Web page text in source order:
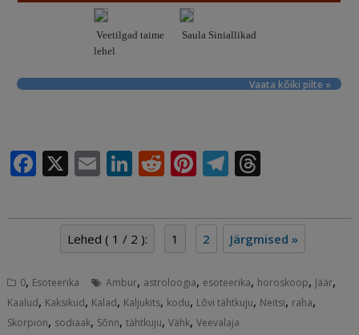
Veetilgad taime
lehel
Saula Siniallikad
Vaata kõiki pilte »
F
c
o
o
X E
ai
l
Li
k
e
n
R
d
di
Pi
te
r
st
T
e
g
m
r
e
d
s
Lehed ( 1 / 2 ): 1 2 Järgmised »
0, Esoteerika Ambur, astroloogia, esoteerika, horoskoop, Jäär,
Kaalud, Kaksikud, Kalad, Kaljukits, kodu, Lõvi tähtkuju, Neitsi, raha,
Skorpion, sodiaak, Sõnn,tähtkuju,Vähk,Veevalaja